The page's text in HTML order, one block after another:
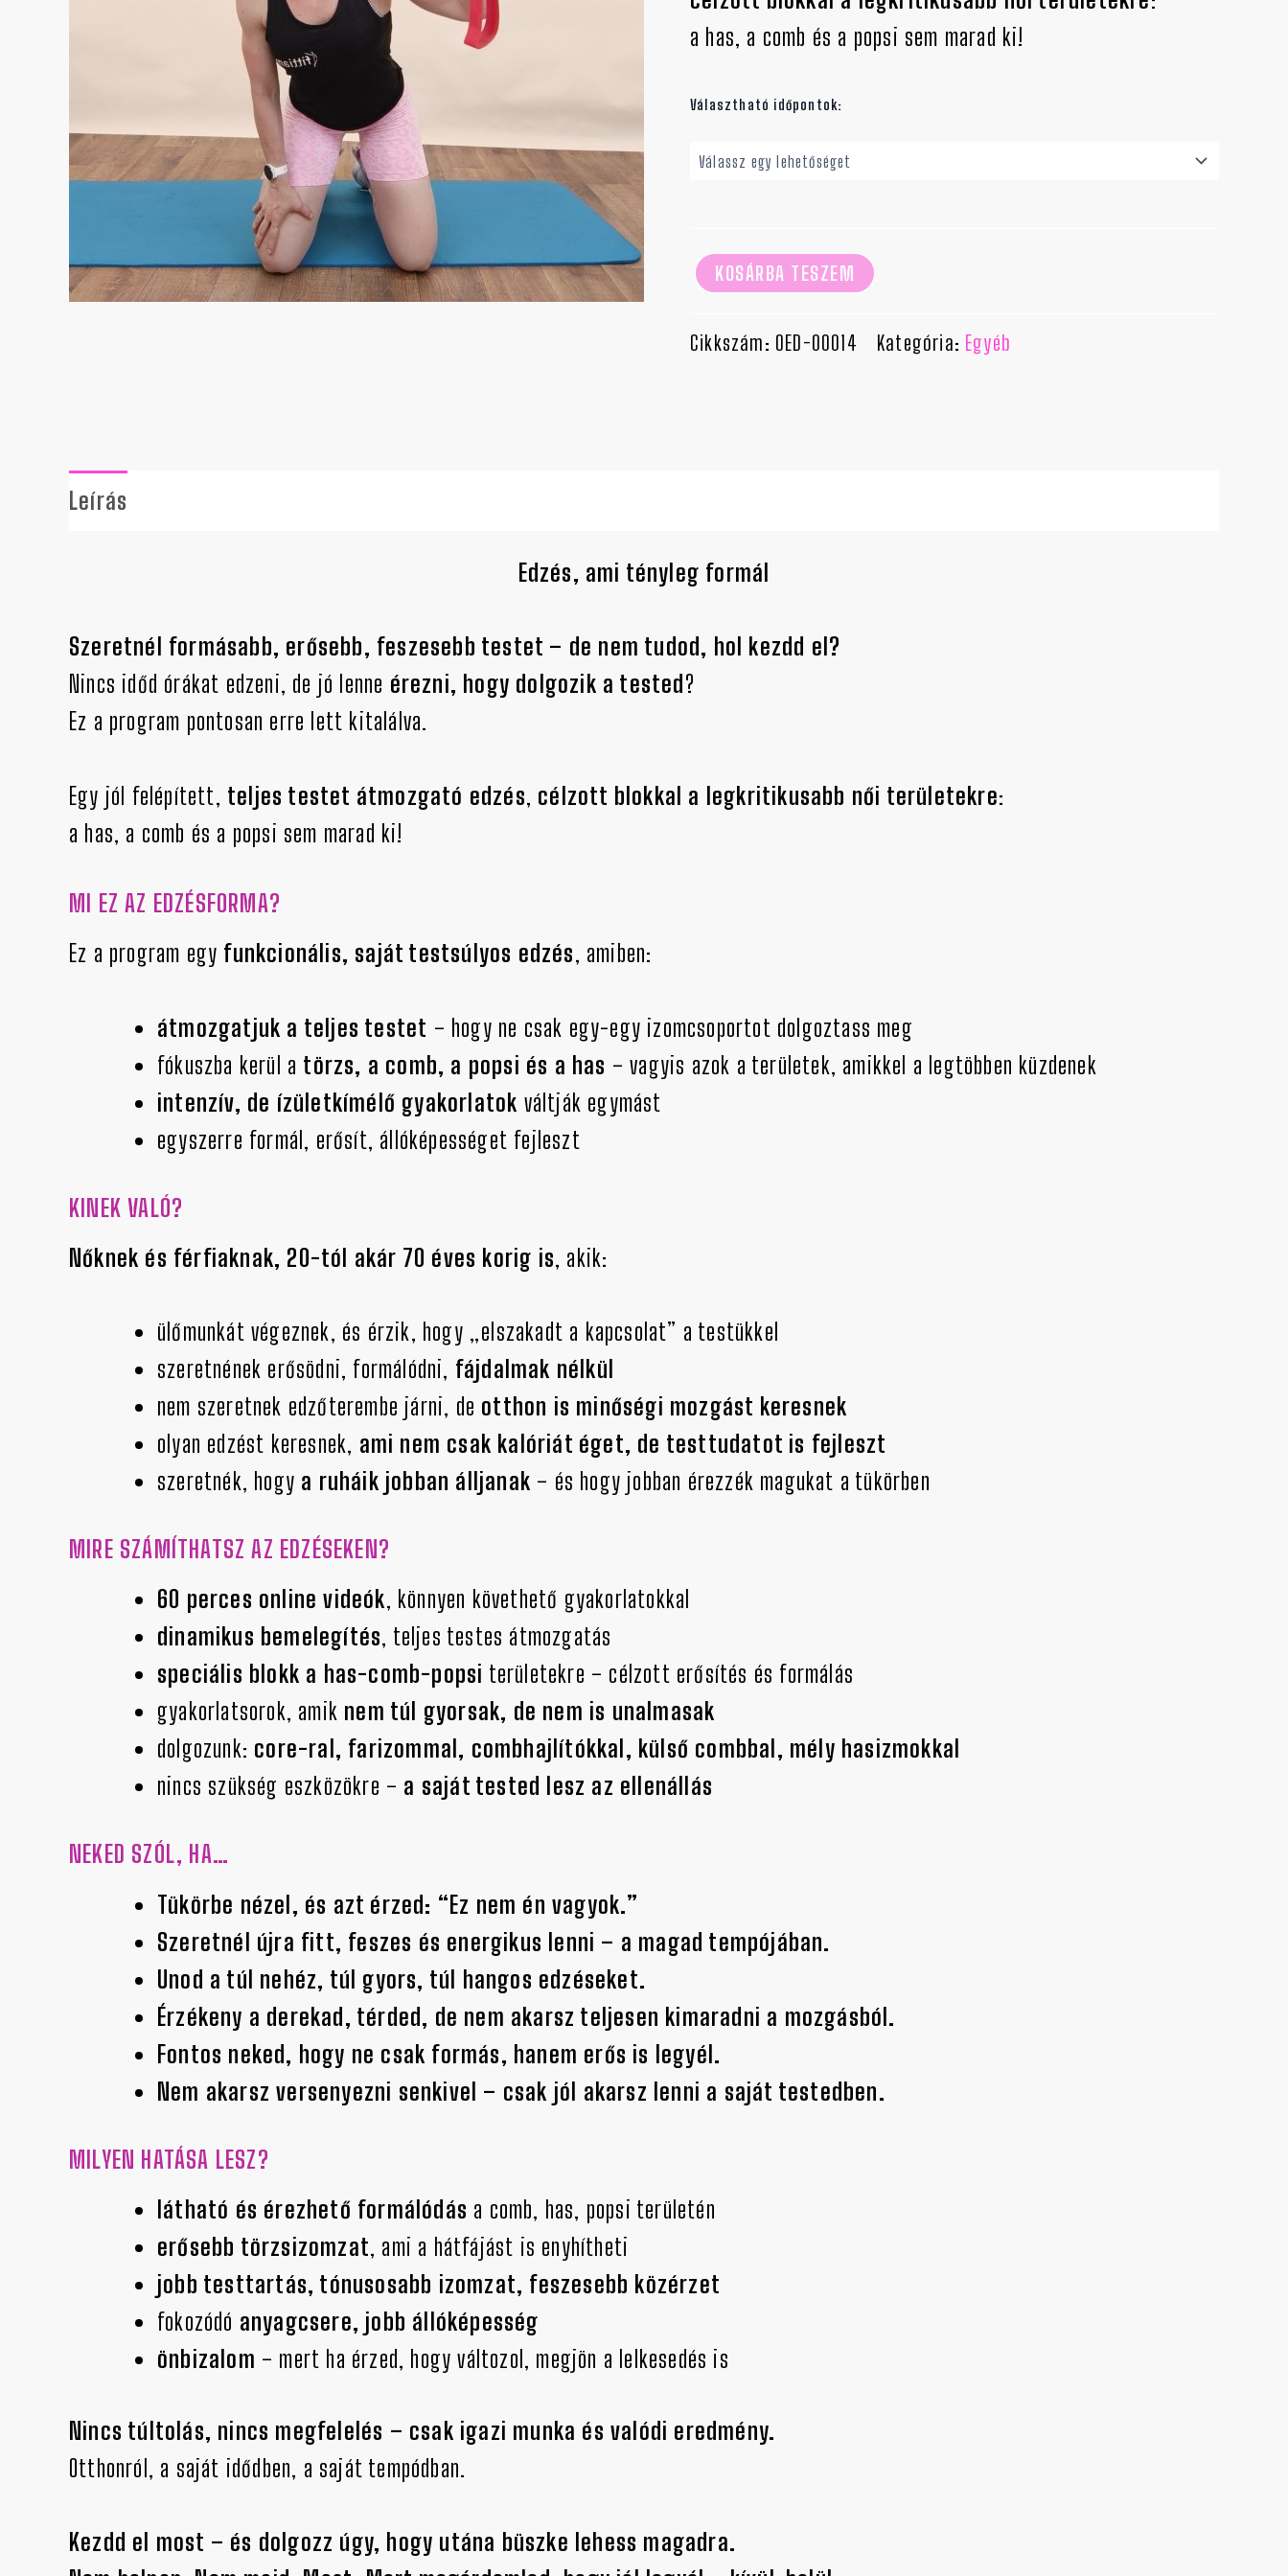
a has, a comb és a popsi sem marad ki!
Választható időpontok:
KOSÁRBA TESZEM
Cikkszám: OED-00014 Kategória: Egyéb
Leírás
Edzés, ami tényleg formál
Szeretnél formásabb, erősebb, feszesebb testet – de nem tudod, hol kezdd el?
Nincs időd órákat edzeni, de jó lenne érezni, hogy dolgozik a tested ?
Ez a program pontosan erre lett kitalálva.
Egy jól felépített, teljes testet átmozgató edzés, célzott blokkal a legkritikusabb női területekre:
a has, a comb és a popsi sem marad ki!
MI EZ AZ EDZÉSFORMA?
Ez a program egy funkcionális, saját testsúlyos edzés, amiben:
átmozgatjuk a teljes testet – hogy ne csak egy-egy izomcsoportot dolgoztass meg
fókuszba kerül a törzs, a comb, a popsi és a has – vagyis azok a területek, amikkel a legtöbben küzdenek
intenzív, de ízületkímélő gyakorlatok váltják egymást
egyszerre formál, erősít, állóképességet fejleszt
KINEK VALÓ?
Nőknek és férfiaknak, 20-tól akár 70 éves korig is, akik:
ülőmunkát végeznek, és érzik, hogy „elszakadt a kapcsolat” a testükkel
szeretnének erősödni, formálódni, fájdalmak nélkül
nem szeretnek edzőterembe járni, de otthon is minőségi mozgást keresnek
olyan edzést keresnek, ami nem csak kalóriát éget, de testtudatot is fejleszt
szeretnék, hogy a ruháik jobban álljanak – és hogy jobban érezzék magukat a tükörben
MIRE SZÁMÍTHATSZ AZ EDZÉSEKEN?
60 perces online videók, könnyen követhető gyakorlatokkal
dinamikus bemelegítés, teljes testes átmozgatás
speciális blokk a has-comb-popsi területekre – célzott erősítés és formálás
gyakorlatsorok, amik nem túl gyorsak, de nem is unalmasak
dolgozunk: core-ral, farizommal, combhajlítókkal, külső combbal, mély hasizmokkal
nincs szükség eszközökre – a saját tested lesz az ellenállás
NEKED SZÓL, HA…
Tükörbe nézel, és azt érzed: “Ez nem én vagyok.”
Szeretnél újra fitt, feszes és energikus lenni – a magad tempójában.
Unod a túl nehéz, túl gyors, túl hangos edzéseket.
Érzékeny a derekad, térded, de nem akarsz teljesen kimaradni a mozgásból.
Fontos neked, hogy ne csak formás, hanem erős is legyél.
Nem akarsz versenyezni senkivel – csak jól akarsz lenni a saját testedben.
MILYEN HATÁSA LESZ?
látható és érezhető formálódás a comb, has, popsi területén
erősebb törzsizomzat, ami a hátfájást is enyhítheti
jobb testtartás, tónusosabb izomzat, feszesebb közérzet
fokozódó anyagcsere, jobb állóképesség
önbizalom – mert ha érzed, hogy változol, megjön a lelkesedés is
Nincs túltolás, nincs megfelelés – csak igazi munka és valódi eredmény.
Otthonról, a saját idődben, a saját tempódban.
Kezdd el most – és dolgozz úgy, hogy utána büszke lehess magadra.